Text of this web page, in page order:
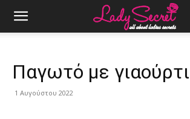
Παγωτό με γιαούρτι
1 Αυγούστου 2022